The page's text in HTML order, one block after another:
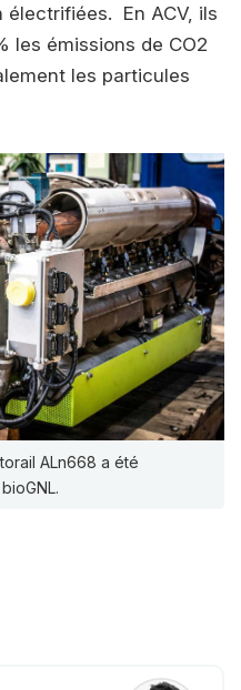
électrifiées. En ACV, ils
les émissions de CO2
les particules
ALn668 a été